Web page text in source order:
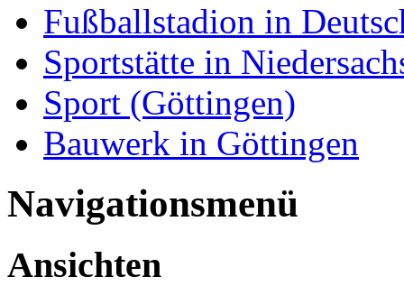
Fußballstadion in
Sportstätte in
Sport (Göttingen)
Bauwerk in Göttingen
Navigationsmenü
Ansichten